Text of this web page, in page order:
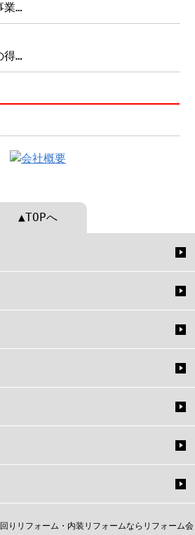
業…
得…
▲TOPへ
リフォーム・内装リフォームならリフォーム会